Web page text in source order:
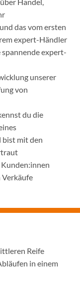
das vom ersten
expert-Händler
spannende expert-
unserer
von
du die
bist mit den
Reife
in einem